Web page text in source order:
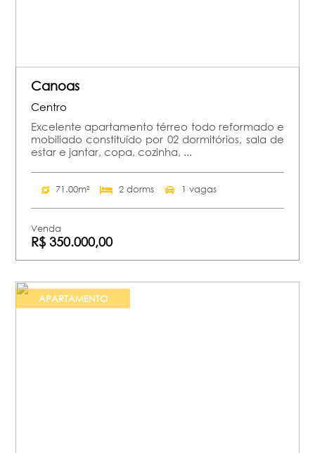
Canoas
Centro
Excelente apartamento térreo todo reformado e
mobiliado constituído por 02 dormitórios, sala de
estar e jantar, copa, cozinha, ...
71.00m² 2 dorms 1 vagas
Venda
R$ 350.000,00
APARTAMENTO